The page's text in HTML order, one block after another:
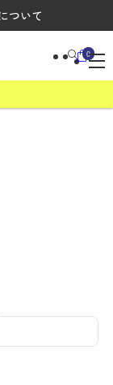
ついて
0